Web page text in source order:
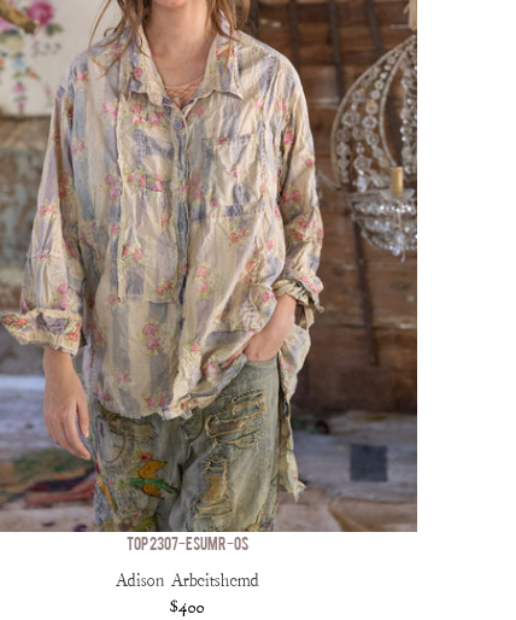
TOP 2307-ESUMR-OS
Adison Arbeitshemd
$400